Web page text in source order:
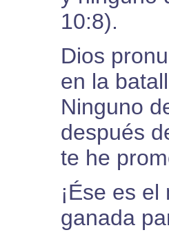
10:8).
Dios
en la
Ninguno
después
te he
¡Ése es
ganada